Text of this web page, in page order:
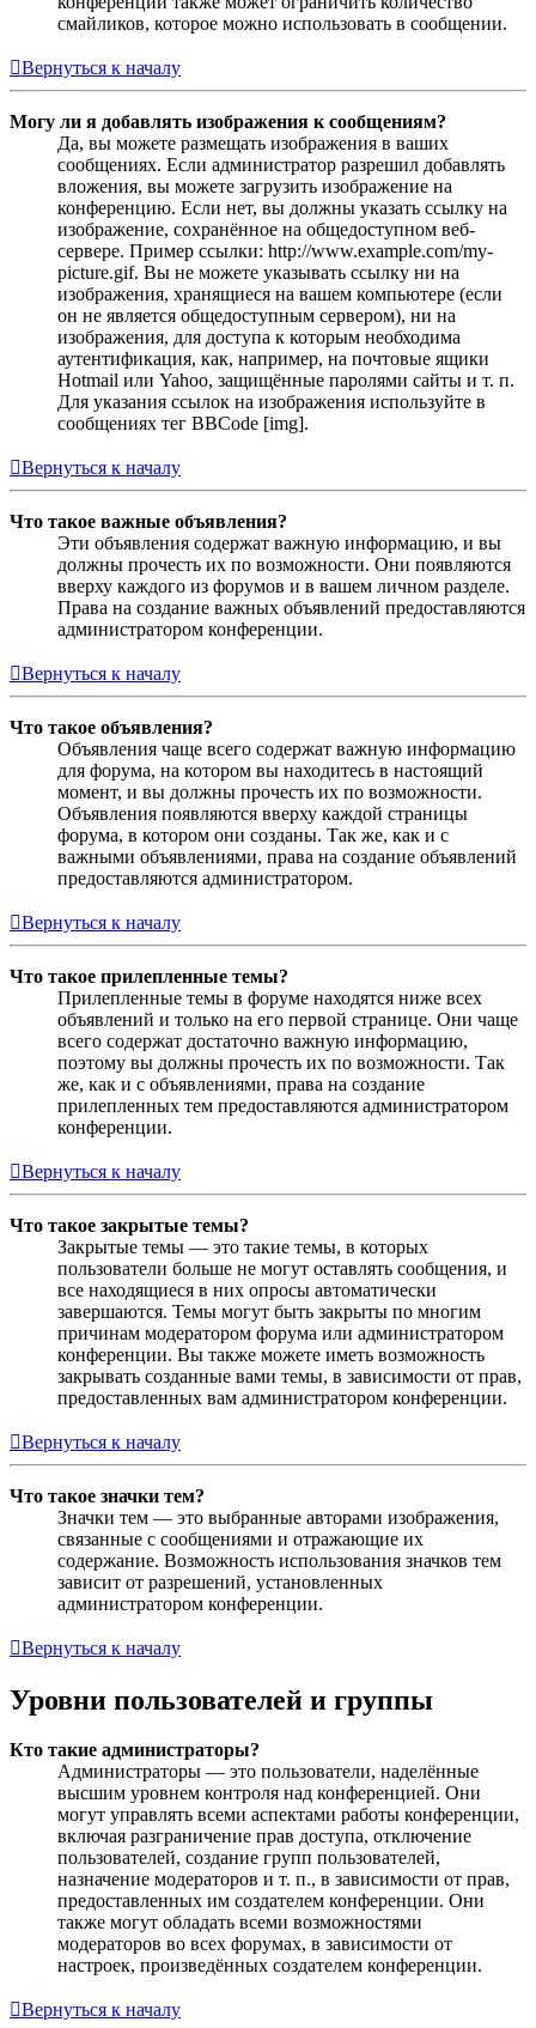
смайликов, которое можно использовать в сообщении.
Вернуться к началу
Могу ли я добавлять изображения к сообщениям?
Да, вы можете размещать изображения в ваших
сообщениях. Если администратор разрешил добавлять
вложения, вы можете загрузить изображение на
конференцию. Если нет, вы должны указать ссылку на
изображение, сохранённое на общедоступном веб-
сервере. Пример ссылки: http://www.example.com/my-
picture.gif. Вы не можете указывать ссылку ни на
изображения, хранящиеся на вашем компьютере (если
он не является общедоступным сервером), ни на
изображения, для доступа к которым необходима
аутентификация, как, например, на почтовые ящики
Hotmail или Yahoo, защищённые паролями сайты и т. п.
Для указания ссылок на изображения используйте в
сообщениях тег BBCode [img].
Вернуться к началу
Что такое важные объявления?
Эти объявления содержат важную информацию, и вы
должны прочесть их по возможности. Они появляются
вверху каждого из форумов и в вашем личном разделе.
Права на создание важных объявлений предоставляются
администратором конференции.
Вернуться к началу
Что такое объявления?
Объявления чаще всего содержат важную информацию
для форума, на котором вы находитесь в настоящий
момент, и вы должны прочесть их по возможности.
Объявления появляются вверху каждой страницы
форума, в котором они созданы. Так же, как и с
важными объявлениями, права на создание объявлений
предоставляются администратором.
Вернуться к началу
Что такое прилепленные темы?
Прилепленные темы в форуме находятся ниже всех
объявлений и только на его первой странице. Они чаще
всего содержат достаточно важную информацию,
поэтому вы должны прочесть их по возможности. Так
же, как и с объявлениями, права на создание
прилепленных тем предоставляются администратором
конференции.
Вернуться к началу
Что такое закрытые темы?
Закрытые темы — это такие темы, в которых
пользователи больше не могут оставлять сообщения, и
все находящиеся в них опросы автоматически
завершаются. Темы могут быть закрыты по многим
причинам модератором форума или администратором
конференции. Вы также можете иметь возможность
закрывать созданные вами темы, в зависимости от прав,
предоставленных вам администратором конференции.
Вернуться к началу
Что такое значки тем?
Значки тем — это выбранные авторами изображения,
связанные с сообщениями и отражающие их
содержание. Возможность использования значков тем
зависит от разрешений, установленных
администратором конференции.
Вернуться к началу
Уровни пользователей и группы
Кто такие администраторы?
Администраторы — это пользователи, наделённые
высшим уровнем контроля над конференцией. Они
могут управлять всеми аспектами работы конференции,
включая разграничение прав доступа, отключение
пользователей, создание групп пользователей,
назначение модераторов и т. п., в зависимости от прав,
предоставленных им создателем конференции. Они
также могут обладать всеми возможностями
модераторов во всех форумах, в зависимости от
настроек, произведённых создателем конференции.
Вернуться к началу